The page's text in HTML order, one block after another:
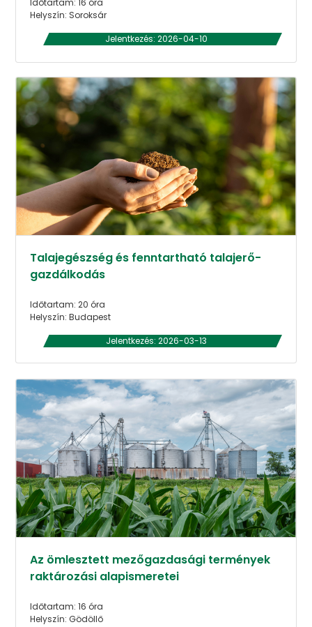
Időtartam: 16 óra
Helyszín: Soroksár
Jelentkezés: 2026-04-10
Talajegészség és fenntartható talajerő-
gazdálkodás
Időtartam: 20 óra
Helyszín: Budapest
Jelentkezés: 2026-03-13
Az ömlesztett mezőgazdasági termények
raktározási alapismeretei
Időtartam: 16 óra
Helyszín: Gödöllő